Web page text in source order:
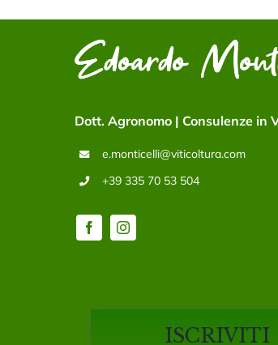
Dott. Agronomo | Consulenze in
e.monticelli@viticoltura.com
+39 335 70 53 504